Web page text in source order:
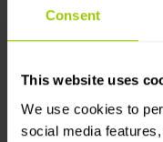
Consent
This website uses
We use cookies to
social media
забезпечує